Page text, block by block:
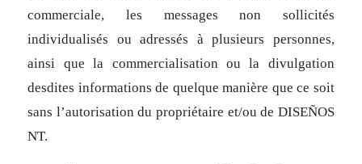
commerciale, les messages non sollicités
individualisés ou adressés à plusieurs personnes,
ainsi que la commercialisation ou la divulgation
desdites informations de quelque manière que ce soit
sans l’autorisation du propriétaire et/ou de DISEÑOS
NT.